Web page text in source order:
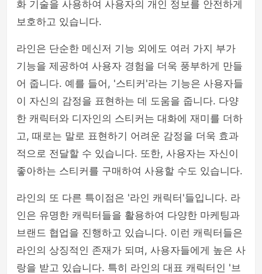
화 기술을 사용하여 사용자의 개인 정보를 안전하게
보호하고 있습니다.
라인은 단순한 메신저 기능 외에도 여러 가지 부가
기능을 제공하여 사용자 경험을 더욱 풍부하게 만들
어 줍니다. 예를 들어, '스티커'라는 기능은 사용자들
이 자신의 감정을 표현하는 데 도움을 줍니다. 다양
한 캐릭터와 디자인의 스티커는 대화에 재미를 더하
고, 때로는 말로 표현하기 어려운 감정을 더욱 효과
적으로 전달할 수 있습니다. 또한, 사용자는 자신이
좋아하는 스티커를 구매하여 사용할 수도 있습니다.
라인의 또 다른 특이점은 '라인 캐릭터'들입니다. 라
인은 유명한 캐릭터들을 활용하여 다양한 마케팅과
브랜드 협업을 진행하고 있습니다. 이런 캐릭터들은
라인의 상징적인 존재가 되며, 사용자들에게 높은 사
랑을 받고 있습니다. 특히 라인의 대표 캐릭터인 '브